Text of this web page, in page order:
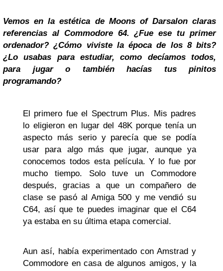
Vemos en la estética de Moons of Darsalon claras
referencias al Commodore 64. ¿Fue ese tu primer
ordenador? ¿Cómo viviste la época de los 8 bits?
¿Lo usabas para estudiar, como decíamos todos,
para jugar o también hacías tus pinitos
programando?
El primero fue el Spectrum Plus. Mis padres
lo eligieron en lugar del 48K porque tenía un
aspecto más serio y parecía que se podía
usar para algo más que jugar, aunque ya
conocemos todos esta película. Y lo fue por
mucho tiempo. Solo tuve un Commodore
después, gracias a que un compañero de
clase se pasó al Amiga 500 y me vendió su
C64, así que te puedes imaginar que el C64
ya estaba en su última etapa comercial.
Aun así, había experimentado con Amstrad y
Commodore en casa de algunos amigos, y la